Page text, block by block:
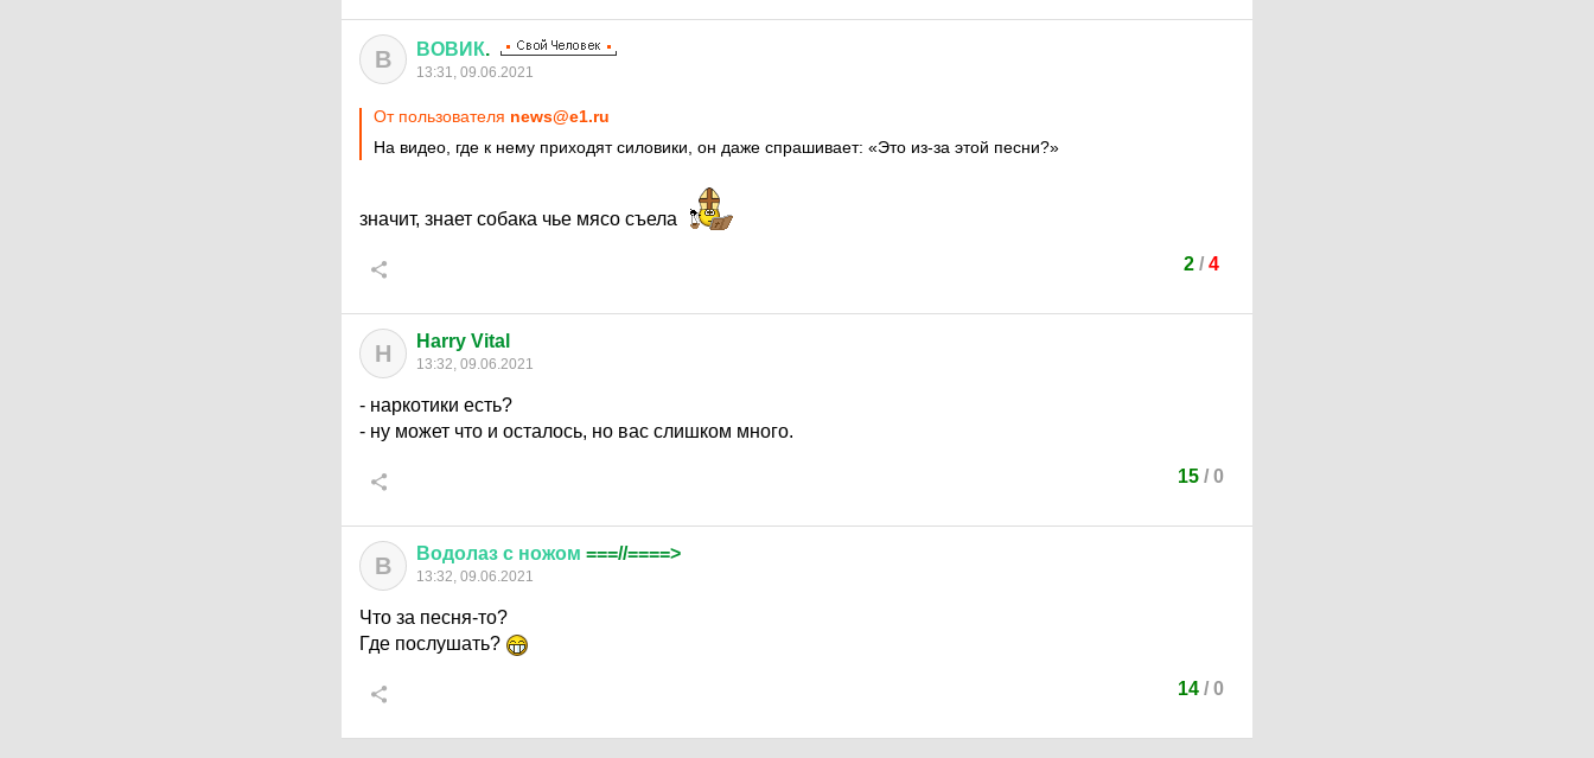
В ВОВИК.
13:31, 09.06.2021
От пользователя news@e1.ru
На видео, где к нему приходят силовики, он даже спрашивает: «Это из-за этой песни?»
значит, знает собака чье мясо съела
2/ 4
H Harry Vital
13:32, 09.06.2021
- наркотики есть?
- ну может что и осталось, но вас слишком много.
15 / 0
В Водолаз с ножом ===//====>
13:32, 09.06.2021
Что за песня-то?
Где послушать?
14 / 0